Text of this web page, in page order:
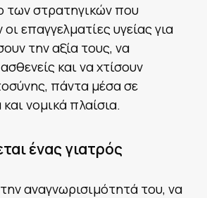
των στρατηγικών που
επαγγελματίες υγείας για
την αξία τους, να
και να χτίσουν
πάντα μέσα σε
νομικά πλαίσια.
ένας γιατρός
αναγνωρισιμότητά του, να